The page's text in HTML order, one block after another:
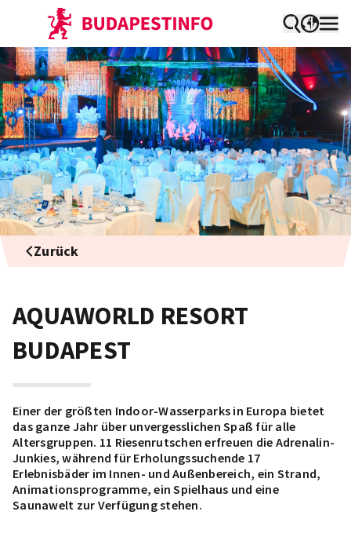
Zurück
AQUAWORLD RESORT
BUDAPEST
Einer der größten Indoor-Wasserparks in Europa bietet
das ganze Jahr über unvergesslichen Spaß für alle
Altersgruppen. 11 Riesenrutschen erfreuen die Adrenalin-
Junkies, während für Erholungssuchende 17
Erlebnisbäder im Innen- und Außenbereich, ein Strand,
Animationsprogramme, ein Spielhaus und eine
Saunawelt zur Verfügung stehen.